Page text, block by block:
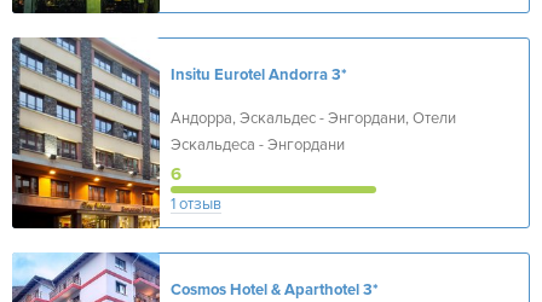
Insitu Eurotel Andorra3*
Андорра, Эскальдес - Энгордани, Отели
Эскальдеса - Энгордани
6
1 отзыв
Cosmos Hotel & Aparthotel3*